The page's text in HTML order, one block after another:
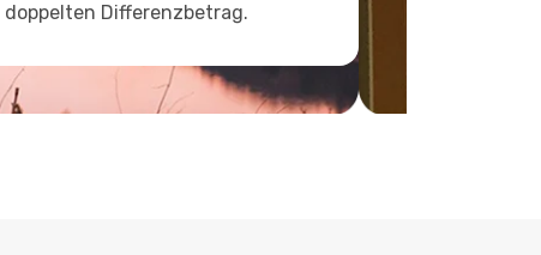
doppelten Differenzbetrag.